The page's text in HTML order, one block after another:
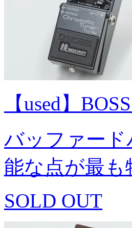
【used】
バッファー
能な点が最も
SOLD OUT